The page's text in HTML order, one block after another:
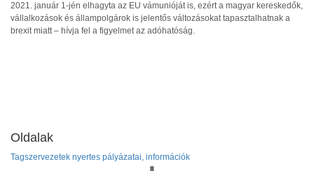
2021. január 1-jén elhagyta az EU vámunióját is, ezért a magyar kereskedők,
vállalkozások és állampolgárok is jelentős változásokat tapasztalhatnak a
brexit miatt – hívja fel a figyelmet az adóhatóság.
Oldalak
Tagszervezetek nyertes pályázatai, információk